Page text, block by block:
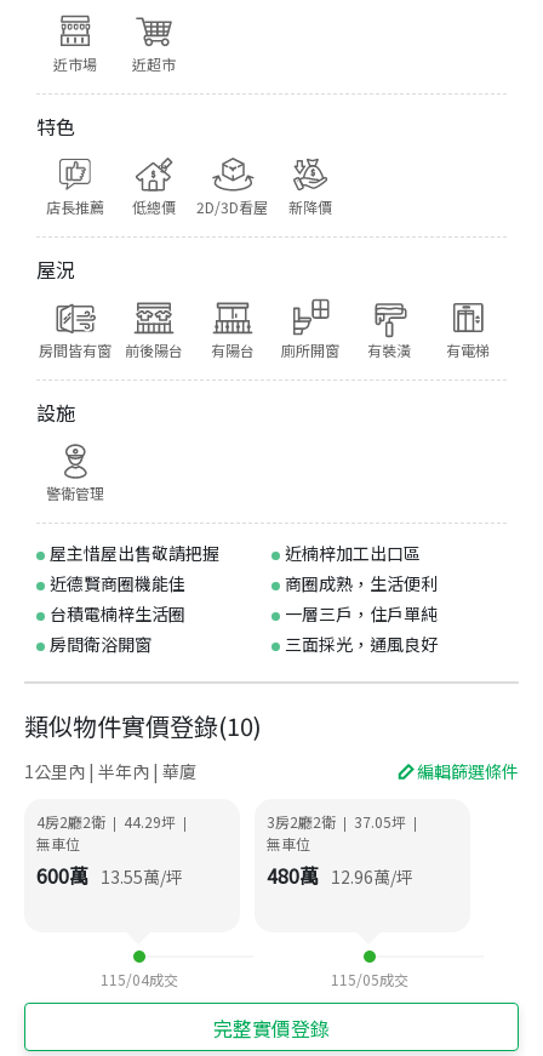
近市場 近超市
特色
店長推薦 低總價 2D/3D看屋 新降價
屋況
房間皆有窗 前後陽台 有陽台 廁所開窗 有裝潢 有電梯
設施
警衛管理
屋主惜屋出售敬請把握
近楠梓加工出口區
近德賢商圈機能佳
商圈成熟，生活便利
台積電楠梓生活圈
一層三戶，住戶單純
房間衛浴開窗
三面採光，通風良好
類似物件實價登錄(10)
1公里內 | 半年內 | 華廈 編輯篩選條件
4房2廳2衛 | 44.29坪 |
無車位
600萬 13.55萬/坪
115/04成交
3房2廳2衛 | 37.05坪 |
無車位
480萬 12.96萬/坪
115/05成交
完整實價登錄